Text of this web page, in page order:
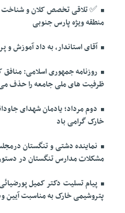
✅️ تلاقی تخصص کلان و شناخت
منطقه ویژه پارس جنوبی
آقای استاندار، به داد آموزش و
روزنامه جمهوری اسلامی:
ظرفیت های ملی جامعه را حذف
دوم مرداد؛ یادمان شهدای
خارک گرامی باد
نماینده دشتی و تنگستان
مشکلات مدارس تنگستان در دستور
پیام تسلیت دکتر کمیل
پتروشیمی خارک به مناسبت آیین